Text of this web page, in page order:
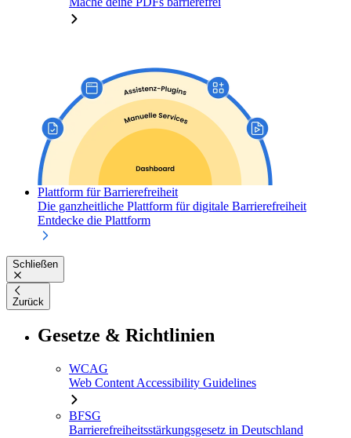
Plattform für Barrierefreiheit
Die ganzheitliche Plattform für digitale Barrierefreiheit
Entdecke die Plattform
Schließen
Zurück
Gesetze & Richtlinien
WCAG
Web Content Accessibility Guidelines
BFSG
Barrierefreiheitsstärkungsgesetz in Deutschland